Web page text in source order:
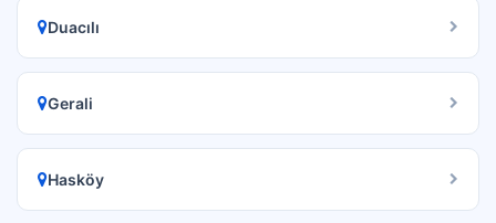
Duacılı
Gerali
Hasköy